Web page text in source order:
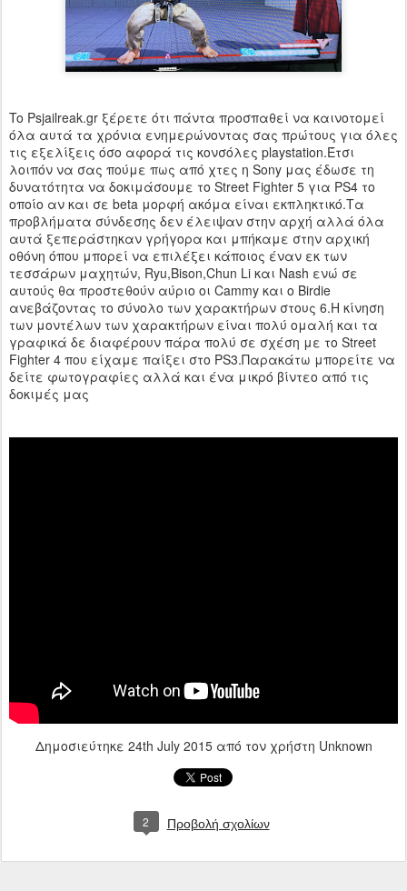
To Psjailreak.gr ξέρετε ότι πάντα προσπαθεί να καινοτομεί
όλα αυτά τα χρόνια ενημερώνοντας σας πρώτους για όλες
τις εξελίξεις όσο αφορά τις κονσόλες playstation.Έτσι
λοιπόν να σας πούμε πως από χτες η Sony μας έδωσε τη
δυνατότητα να δοκιμάσουμε το Street Fighter 5 για PS4 το
οποίο αν και σε beta μορφή ακόμα είναι εκπληκτικό.Tα
προβλήματα σύνδεσης δεν έλειψαν στην αρχή αλλά όλα
αυτά ξεπεράστηκαν γρήγορα και μπήκαμε στην αρχική
οθόνη όπου μπορεί να επιλέξει κάποιος έναν εκ των
τεσσάρων μαχητών, Ryu,Bison,Chun Li και Nash ενώ σε
αυτούς θα προστεθούν αύριο οι Cammy και ο Birdie
ανεβάζοντας το σύνολο των χαρακτήρων στους 6.Η κίνηση
των μοντέλων των χαρακτήρων είναι πολύ ομαλή και τα
γραφικά δε διαφέρουν πάρα πολύ σε σχέση με το Street
Fighter 4 που είχαμε παίξει στο PS3.Παρακάτω μπορείτε να
δείτε φωτογραφίες αλλά και ένα μικρό βίντεο από τις
δοκιμές μας
Δημοσιεύτηκε 24th July 2015από τον χρήστη Unknown
2 Προβολή σχολίων